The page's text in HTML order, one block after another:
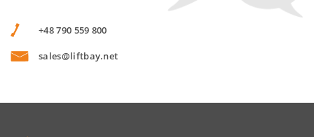
+48 790 559 800
sales@liftbay.net